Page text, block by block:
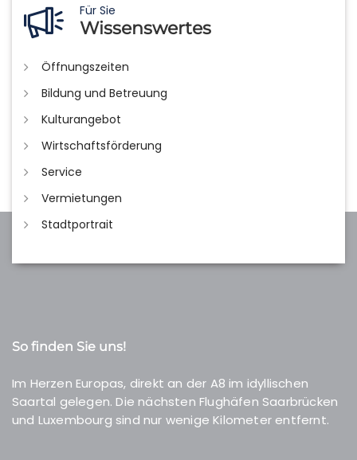
Für Sie
Wissenswertes
Öffnungszeiten
Bildung und Betreuung
Kulturangebot
Wirtschaftsförderung
Service
Vermietungen
Stadtportrait
So finden Sie uns!
Im Herzen Europas, direkt an der A8 im idyllischen
Saartal gelegen. Die nächsten Flughäfen Saarbrücken
und Luxembourg sind nur wenige Kilometer entfernt.